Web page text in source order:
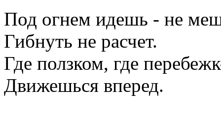
Под огнем идешь - не
Гибнуть не расчет.
Где ползком, где
Движешься вперед.